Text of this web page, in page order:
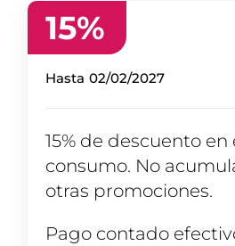
15%
Hasta 02/02/2027
15% de descuento
consumo. No
otras promociones.
Pago contado